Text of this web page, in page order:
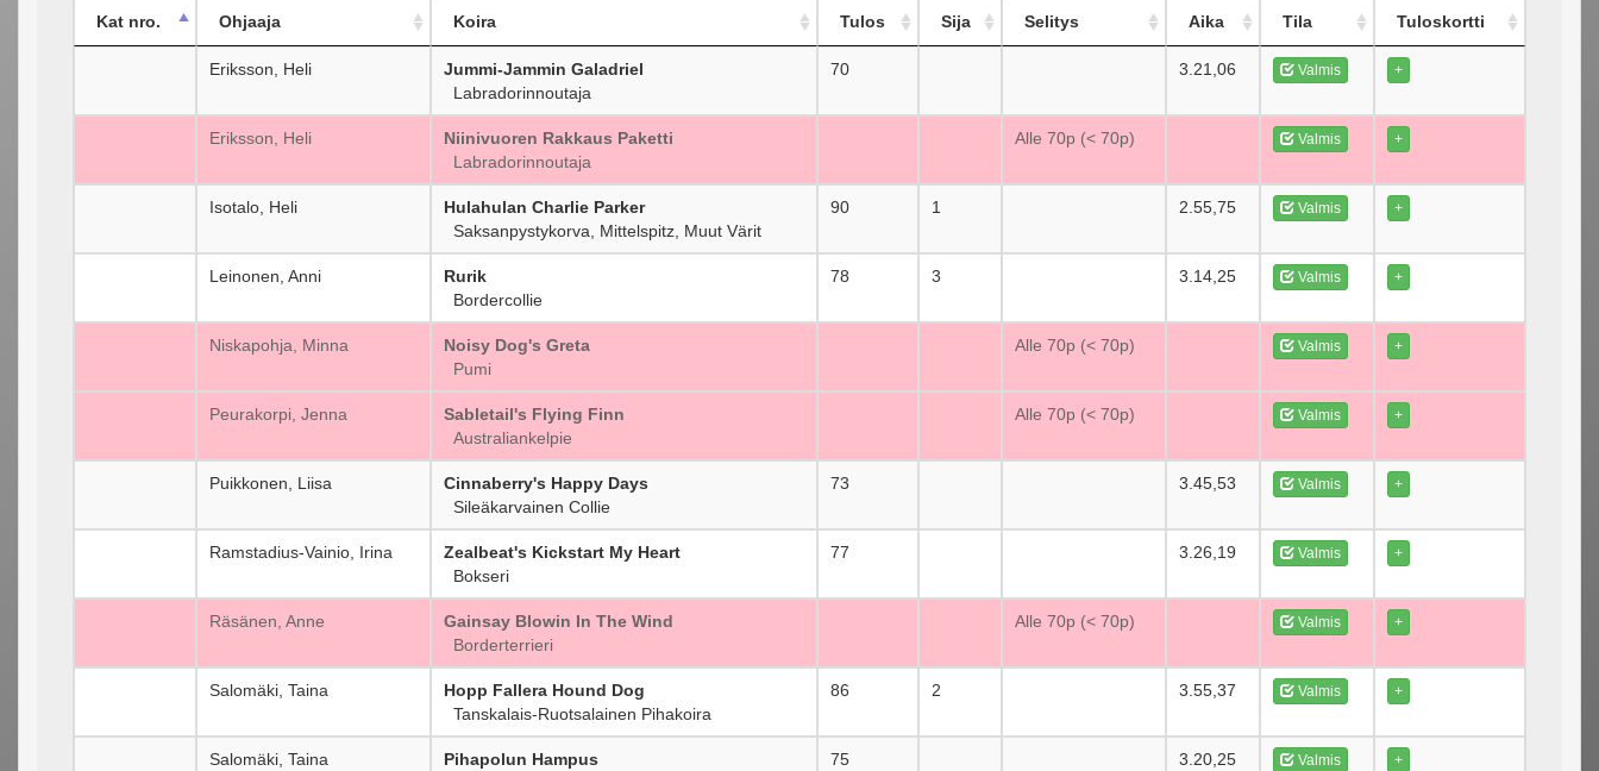
Kat nro. Ohjaaja Koira Tulos Sija Selitys Aika Tila Tuloskortti
Eriksson, Heli
Jummi-Jammin Galadriel
Labradorinnoutaja
70 3.21,06 Valmis +
Eriksson, Heli
Niinivuoren Rakkaus Paketti
Labradorinnoutaja
Alle 70p (< 70p) Valmis +
Isotalo, Heli
Hulahulan Charlie Parker
Saksanpystykorva, Mittelspitz, Muut Värit
90 1 2.55,75 Valmis +
Leinonen, Anni
Rurik
Bordercollie
78 3 3.14,25 Valmis +
Niskapohja, Minna
Noisy Dog's Greta
Pumi
Alle 70p (< 70p) Valmis +
Peurakorpi, Jenna
Sabletail's Flying Finn
Australiankelpie
Alle 70p (< 70p) Valmis +
Puikkonen, Liisa
Cinnaberry's Happy Days
Sileäkarvainen Collie
73 3.45,53 Valmis +
Ramstadius-Vainio, Irina
Zealbeat's Kickstart My Heart
Bokseri
77 3.26,19 Valmis +
Räsänen, Anne
Gainsay Blowin In The Wind
Borderterrieri
Alle 70p (< 70p) Valmis +
Salomäki, Taina
Hopp Fallera Hound Dog
Tanskalais-Ruotsalainen Pihakoira
86 2 3.55,37 Valmis +
Salomäki, Taina
Pihapolun Hampus
75 3.20,25 Valmis +